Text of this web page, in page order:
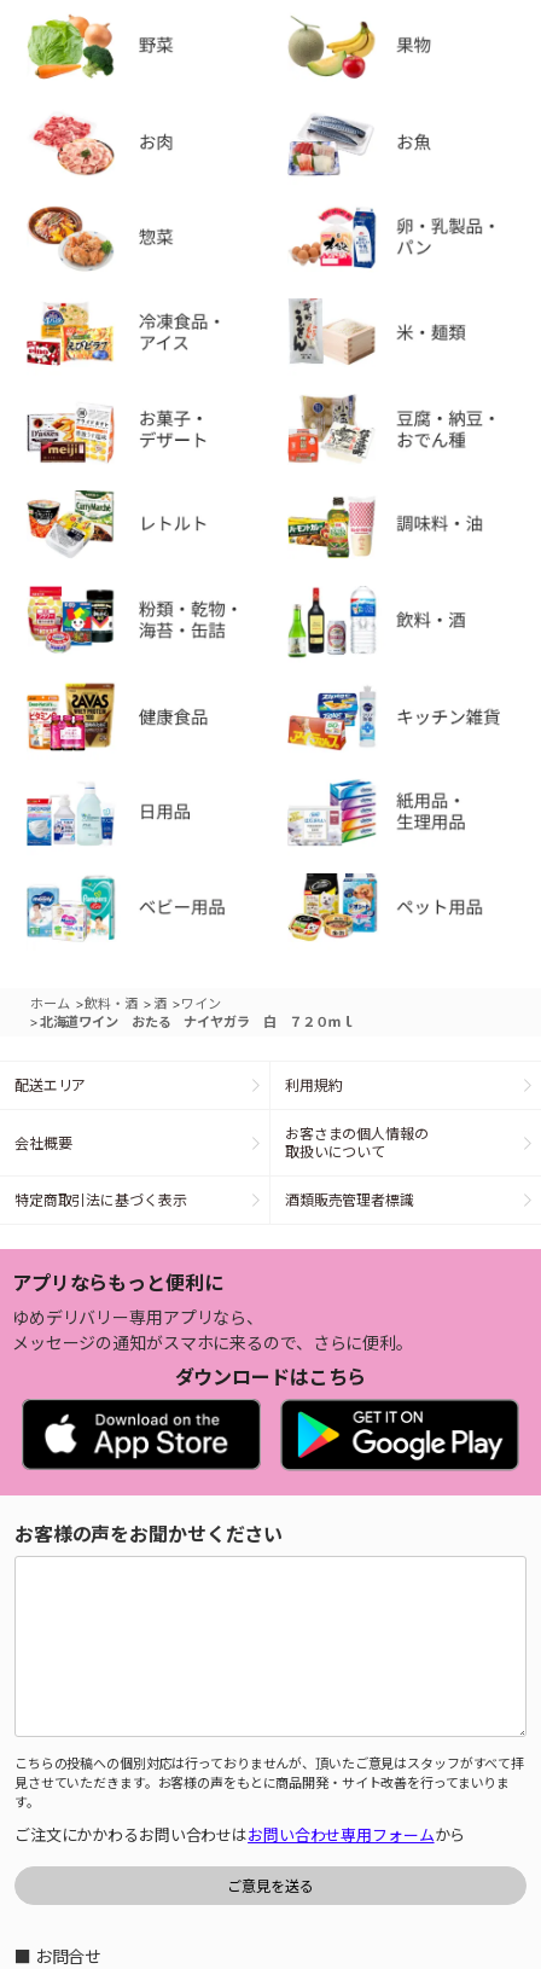
ホーム >飲料・酒 > 酒 >ワイン
>北海道ワイン おたる ナイヤガラ 白 ７２０ｍｌ
配送エリア 利用規約
会社概要
お客さまの個人情報の
取扱いについて
特定商取引法に基づく表示 酒類販売管理者標識
アプリならもっと便利に
ゆめデリバリー専用アプリなら、
メッセージの通知がスマホに来るので、さらに便利。
ダウンロードはこちら
お客様の声をお聞かせください
こちらの投稿への個別対応は行っておりませんが、頂いたご意見はスタッフがすべて拝
見させていただきます。お客様の声をもとに商品開発・サイト改善を行ってまいりま
す。
ご注文にかかわるお問い合わせはお問い合わせ専用フォームから
■ お問合せ